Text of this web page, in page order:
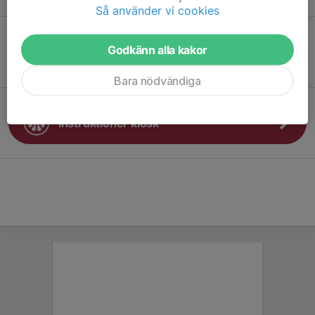
Instruktioner kiosk
Så använder vi cookies
Godkänn alla kakor
Bara nödvändiga